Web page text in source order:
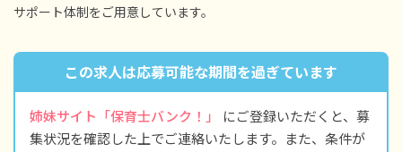
■産休・育休の取得者数18名（法人実績）
す。復帰後は時短勤務できるなど働き方の相談
もしやすく、長く活躍できる環境を整えていま
サポート体制をご用意しています。
この求人は応募可能な期間を過ぎています
姉妹サイト「保育士バンク！」
にご登録いただくと、募
集状況を確認した上でご連絡いたします。また、条件が